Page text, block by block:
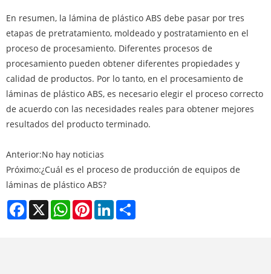
En resumen, la lámina de plástico ABS debe pasar por tres
etapas de pretratamiento, moldeado y postratamiento en el
proceso de procesamiento. Diferentes procesos de
procesamiento pueden obtener diferentes propiedades y
calidad de productos. Por lo tanto, en el procesamiento de
láminas de plástico ABS, es necesario elegir el proceso correcto
de acuerdo con las necesidades reales para obtener mejores
resultados del producto terminado.
Anterior:No hay noticias
Próximo:¿Cuál es el proceso de producción de equipos de
láminas de plástico ABS?
Facebook
X WhatsAppPinterestLinkedIn